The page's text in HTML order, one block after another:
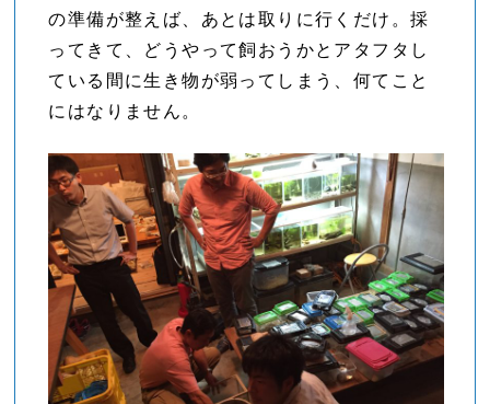
の準備が整えば、あとは取りに行くだけ。採
ってきて、どうやって飼おうかとアタフタし
ている間に生き物が弱ってしまう、何てこと
にはなりません。